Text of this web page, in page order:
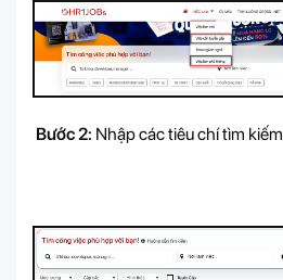
Bước 2: Nhập các tiêu chí tìm kiếm